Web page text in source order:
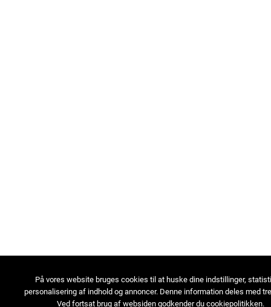
På vores website bruges cookies til at huske dine indstillinger,
personalisering af indhold og annoncer. Denne information deles med
Ved fortsat brug af websiden godkender du cookiepolitikken.